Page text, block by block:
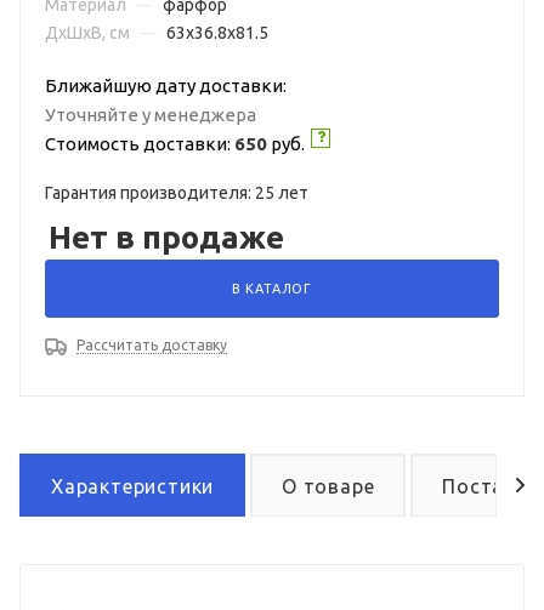
Материал
фарфор
ДxШxВ, см
63x36.8x81.5
Ближайшую дату доставки:
Уточняйте у менеджера
Стоимость доставки: 650 руб.
Гарантия производителя: 25 лет
Нет в продаже
В КАТАЛОГ
Рассчитать доставку
Характеристики О товаре Поставка